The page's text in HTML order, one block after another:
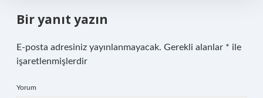
Bir yanıt yazın
E-posta adresiniz yayınlanmayacak. Gerekli alanlar * ile
işaretlenmişlerdir
Yorum